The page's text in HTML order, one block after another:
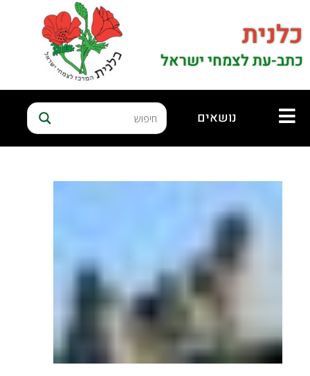
כלנית
כתב-עת לצמחי ישראל
נושאים